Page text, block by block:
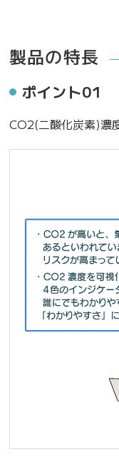
製品の特長
ポイント01
CO2(二酸化炭素)濃